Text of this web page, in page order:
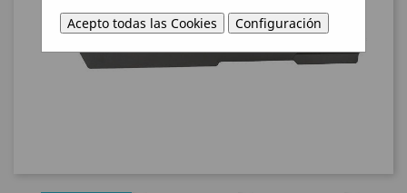
Acepto todas las Cookies Configuración